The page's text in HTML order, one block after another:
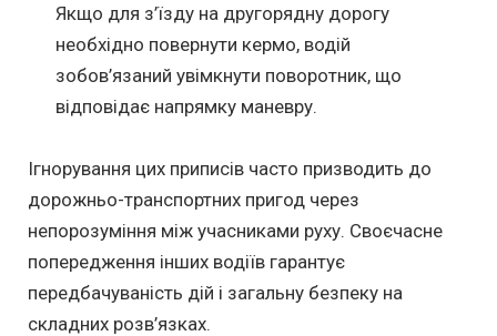
Якщо для з’їзду на другорядну дорогу
необхідно повернути кермо, водій
зобов’язаний увімкнути поворотник, що
відповідає напрямку маневру.
Ігнорування цих приписів часто призводить до
дорожньо-транспортних пригод через
непорозуміння між учасниками руху. Своєчасне
попередження інших водіїв гарантує
передбачуваність дій і загальну безпеку на
складних розв’язках.